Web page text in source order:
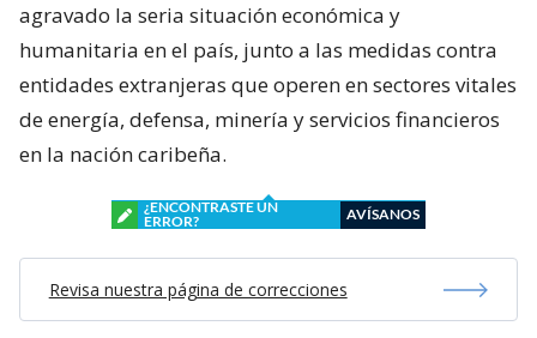
agravado la seria situación económica y
humanitaria en el país, junto a las medidas contra
entidades extranjeras que operen en sectores vitales
de energía, defensa, minería y servicios financieros
en la nación caribeña.
¿ENCONTRASTE UN
ERROR?
AVÍSANOS
Revisa nuestra página de correcciones